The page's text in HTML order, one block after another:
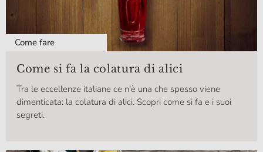
Come fare
Come si fa la colatura di alici
Tra le eccellenze italiane ce n'è una che spesso viene
dimenticata: la colatura di alici. Scopri come si fa e i suoi
segreti.